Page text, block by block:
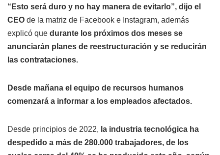
“Esto será duro y no hay manera de evitarlo”, dijo el
CEO de la matriz de Facebook e Instagram, además
explicó que durante los próximos dos meses se
anunciarán planes de reestructuración y se reducirán
las contrataciones.
Desde mañana el equipo de recursos humanos
comenzará a informar a los empleados afectados.
Desde principios de 2022, la industria tecnológica ha
despedido a más de 280.000 trabajadores, de los